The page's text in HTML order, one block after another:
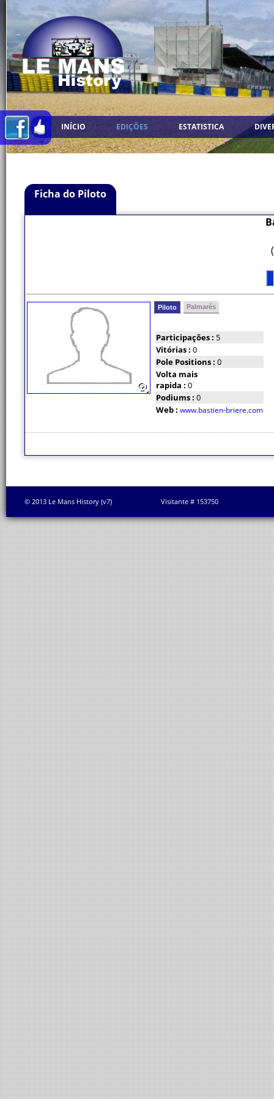
INÍCIO EDIÇÕES ESTATISTICA
Ficha do Piloto
Piloto Palmarés
Participações : 5
Vitórias : 0
Pole Positions : 0
Volta mais
rapida : 0
Podiums : 0
Web : www.bastien-briere.com
© 2013 Le Mans History (v7) Visitante # 153750